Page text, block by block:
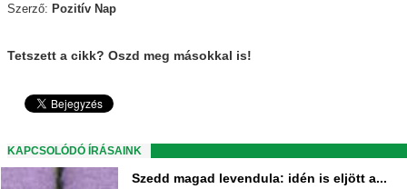
Szerző: Pozitív Nap
Tetszett a cikk? Oszd meg másokkal is!
KAPCSOLÓDÓ ÍRÁSAINK
Szedd magad levendula: idén is eljött a...